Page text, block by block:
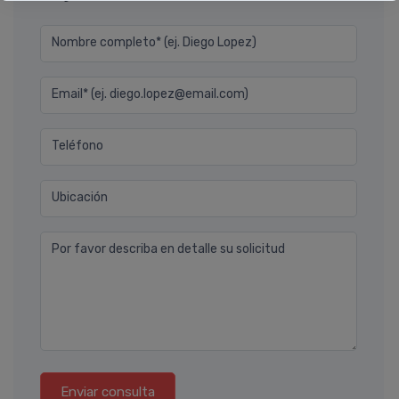
Nombre completo* (ej. Diego Lopez)
Email* (ej. diego.lopez@email.com)
Teléfono
Ubicación
Por favor describa en detalle su solicitud
Enviar consulta